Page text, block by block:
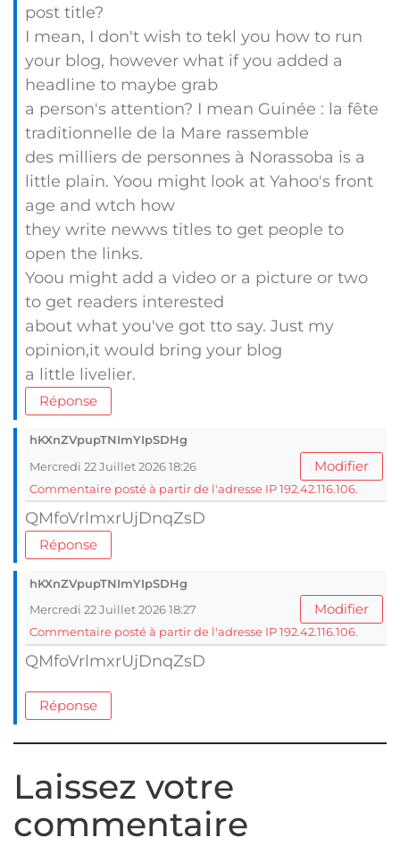
post title?
I mean, I don't wish to tekl you how to run
your blog, however what if you added a
headline to maybe grab
a person's attention? I mean Guinée : la fête
traditionnelle de la Mare rassemble
des milliers de personnes à Norassoba is a
little plain. Yoou might look at Yahoo's front
age and wtch how
they write newws titles to get people to
open the links.
Yoou might add a video or a picture or two
to get readers interested
about what you've got tto say. Just my
opinion,it would bring your blog
a little livelier.
Réponse
hKXnZVpupTNImYIpSDHg
Mercredi 22 Juillet 2026 18:26
Modifier
Commentaire posté à partir de l'adresse IP 192.42.116.106.
QMfoVrlmxrUjDnqZsD
Réponse
hKXnZVpupTNImYIpSDHg
Mercredi 22 Juillet 2026 18:27
Modifier
Commentaire posté à partir de l'adresse IP 192.42.116.106.
QMfoVrlmxrUjDnqZsD
Réponse
Laissez votre
commentaire